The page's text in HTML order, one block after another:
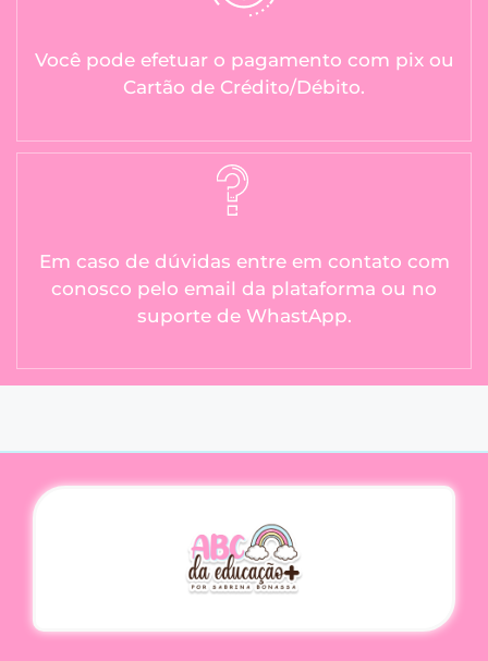
Você pode efetuar o pagamento com pix ou
Cartão de Crédito/Débito.
Em caso de dúvidas entre em contato com
conosco pelo email da plataforma ou no
suporte de WhastApp.